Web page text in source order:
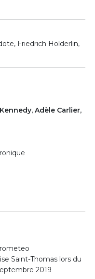
Friedrich Hölderlin,
Adèle Carlier,
Saint-Thomas lors du
2019